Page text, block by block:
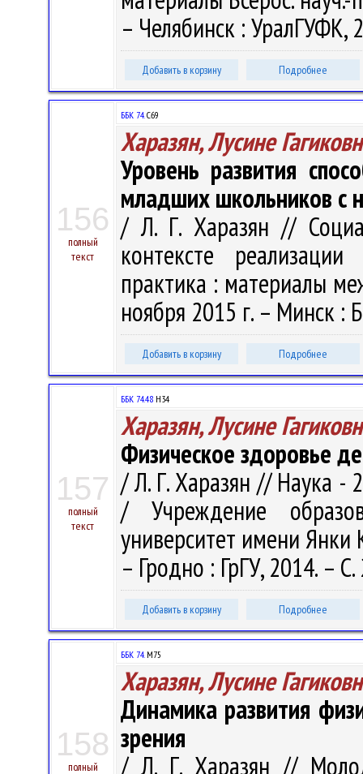
– Челябинск : УралГУФК,
Добавить в корзину Подробнее
156
полный
текст
ББК 74.С69
Харазян, Лусине
Уровень развития
младших школьников с
/ Л. Г. Харазян //
контексте
практика : материалы
ноября 2015 г. – Минск :
Добавить в корзину Подробнее
157
полный
текст
ББК 74.48 Н34
Харазян, Лусине
Физическое здоровье
/ Л. Г. Харазян // Наука -
/ Учреждение
университет имени Янки
– Гродно : ГрГУ, 2014. –
Добавить в корзину Подробнее
158
полный
ББК 74.М75
Харазян, Лусине
Динамика развития
зрения
/ Л. Г. Харазян //